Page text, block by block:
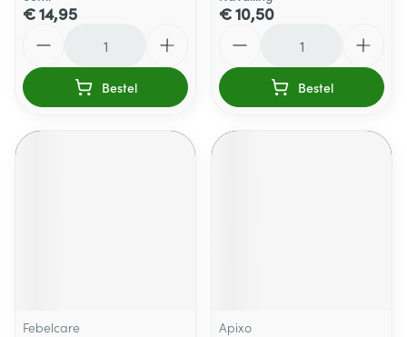
€ 14,95
Bestel
€ 10,50
Bestel
Febelcare
Apixo